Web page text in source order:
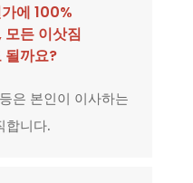
에 100%
모든 이삿짐
될까요?
은 본인이 이사하는
합니다.